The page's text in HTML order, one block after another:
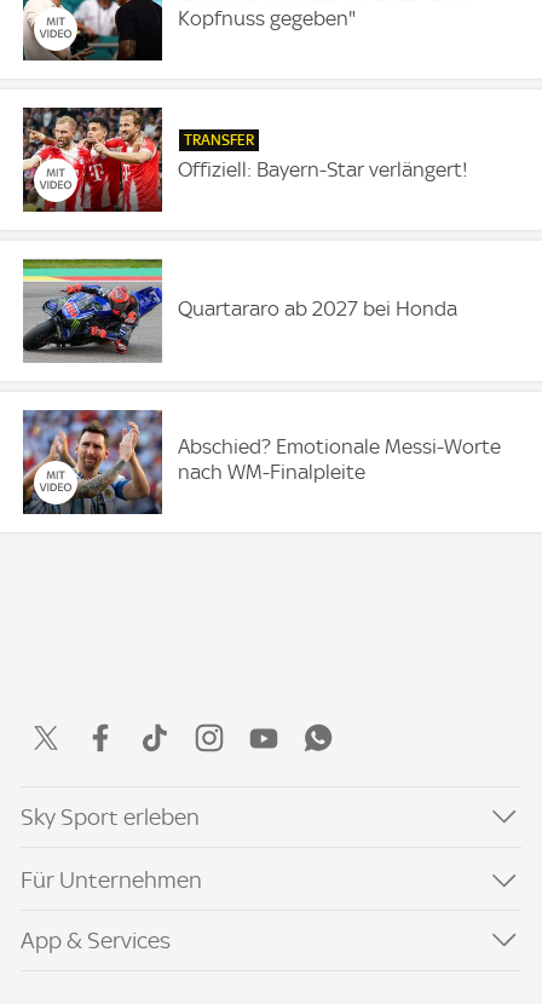
Kopfnuss gegeben"
TRANSFER
Offiziell: Bayern-Star verlängert!
Quartararo ab 2027 bei Honda
Abschied? Emotionale Messi-Worte
nach WM-Finalpleite
Sky Sport erleben
Für Unternehmen
App & Services